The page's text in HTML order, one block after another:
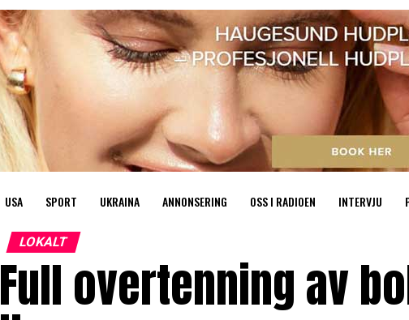
USA SPORT UKRAINA ANNONSERING OSS I RADIOEN INTERVJU
LOKALT
Full overtenning av